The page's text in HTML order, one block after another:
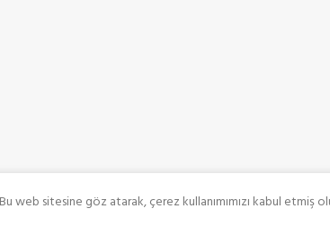
COOLMAN SeoRey Tarafından Yapılmıştır. Tüm Hakları Saklıdır
sitesine göz atarak, çerez kullanımımızı kabul etmiş